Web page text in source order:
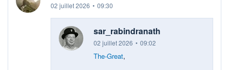
02 juillet 2026 • 09:30
sar_rabindranath
02 juillet 2026 • 09:02
The-Great,